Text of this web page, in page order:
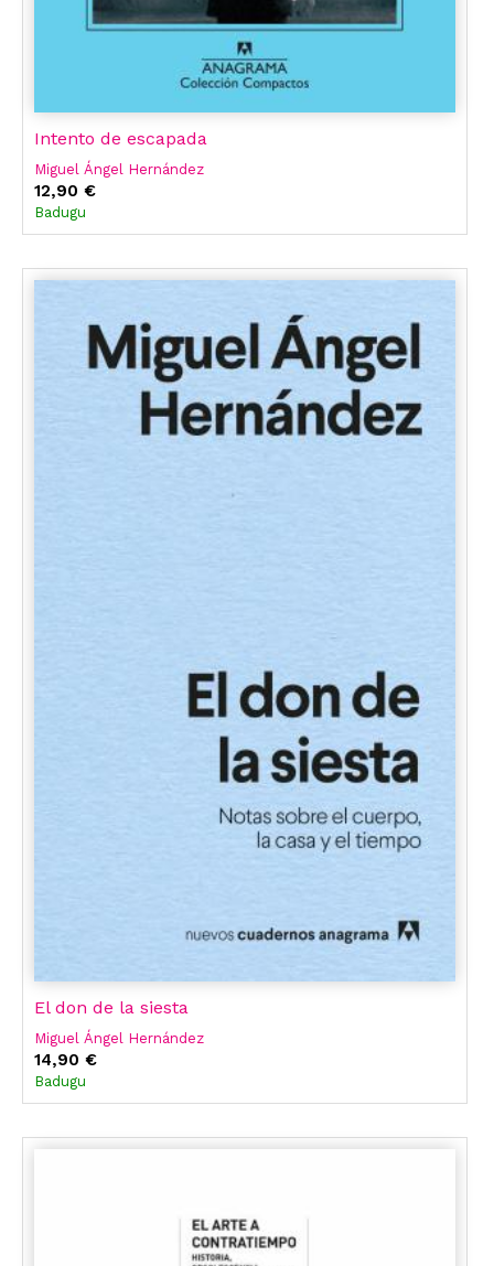
Intento de escapada
Miguel Ángel Hernández
12,90 €
Badugu
El don de la siesta
Miguel Ángel Hernández
14,90 €
Badugu